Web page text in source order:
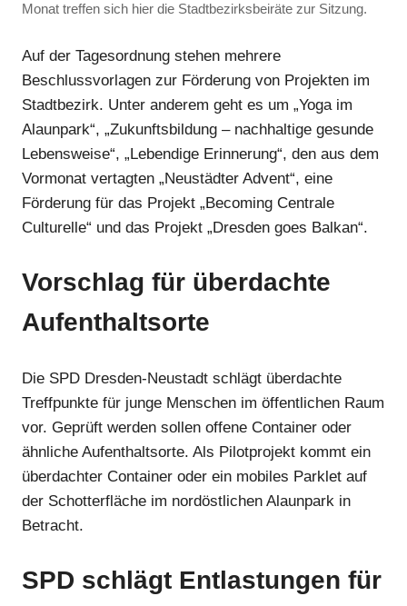
Monat treffen sich hier die Stadtbezirksbeiräte zur Sitzung.
Auf der Tagesordnung stehen mehrere
Beschlussvorlagen zur Förderung von Projekten im
Stadtbezirk. Unter anderem geht es um „Yoga im
Alaunpark“, „Zukunftsbildung – nachhaltige gesunde
Lebensweise“, „Lebendige Erinnerung“, den aus dem
Vormonat vertagten „Neustädter Advent“, eine
Förderung für das Projekt „Becoming Centrale
Culturelle“ und das Projekt „Dresden goes Balkan“.
Vorschlag für überdachte
Aufenthaltsorte
Die SPD Dresden-Neustadt schlägt überdachte
Treffpunkte für junge Menschen im öffentlichen Raum
vor. Geprüft werden sollen offene Container oder
ähnliche Aufenthaltsorte. Als Pilotprojekt kommt ein
überdachter Container oder ein mobiles Parklet auf
der Schotterfläche im nordöstlichen Alaunpark in
Betracht.
SPD schlägt Entlastungen für